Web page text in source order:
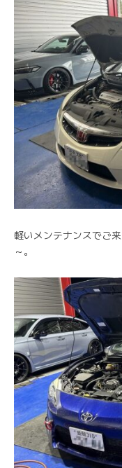
軽いメンテナンスでご
～。